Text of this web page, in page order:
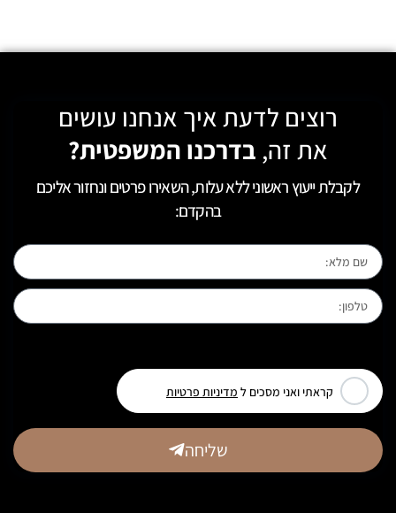
רוצים לדעת איך אנחנו עושים
את זה, בדרכנו המשפטית?
לקבלת ייעוץ ראשוני ללא עלות, השאירו פרטים ונחזור אליכם
בהקדם:
קראתי ואני מסכים ל מדיניות פרטיות
שליחה